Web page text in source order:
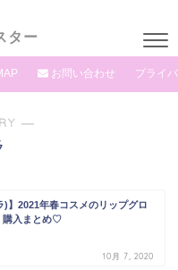
ター
お問い合わせ プライ
―
)】2021年春コスメのリップグロ
購入まとめ♡
10月 7, 2020